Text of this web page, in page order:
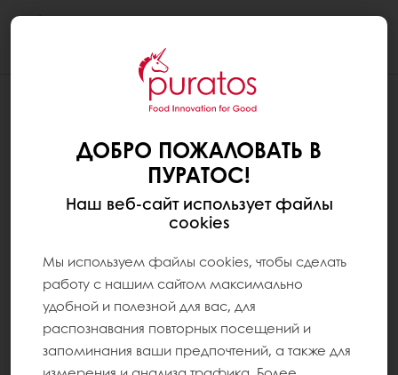
ДОБРО ПОЖАЛОВАТЬ В
ПУРАТОС!
Наш веб-сайт использует файлы
cookies
Мы используем файлы cookies, чтобы сделать
работу с нашим сайтом максимально
удобной и полезной для вас, для
распознавания повторных посещений и
запоминания ваши предпочтений, а также для